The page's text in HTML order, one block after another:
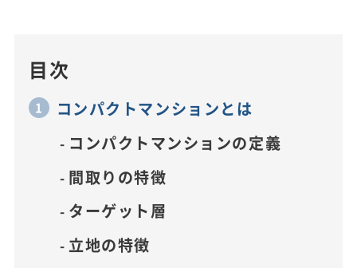
目次
コンパクトマンションとは
コンパクトマンションの定義
間取りの特徴
ターゲット層
立地の特徴